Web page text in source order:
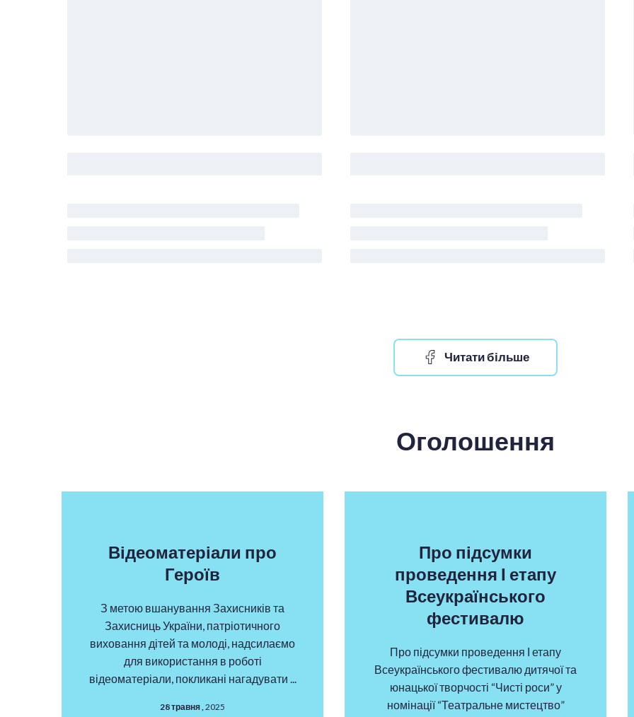
Читати більше
Оголошення
Відеоматеріали про
Героїв
З метою вшанування Захисників та
Захисниць України, патріотичного
виховання дітей та молоді, надсилаємо
для використання в роботі
відеоматеріали, покликані нагадувати ...
28 травня , 2025
Про підсумки
проведення І етапу
Всеукраїнського
фестивалю
Про підсумки проведення І етапу
Всеукраїнського фестивалю дитячої та
юнацької творчості “Чисті роси” у
номінації “Театральне мистецтво”